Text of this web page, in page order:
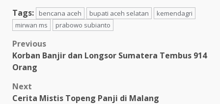
Tags: bencana aceh bupati aceh selatan
kemendagri
mirwan ms
prabowo subianto
Post
navigation
Previous
Korban Banjir dan Longsor Sumatera Tembus 914
Orang
Next
Cerita Mistis Topeng Panji di Malang